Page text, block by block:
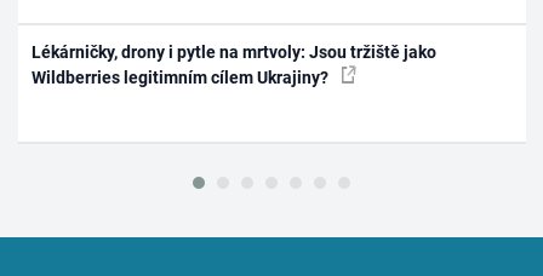
Lékárničky, drony i pytle na mrtvoly: Jsou tržiště jako
Wildberries legitimním cílem Ukrajiny?